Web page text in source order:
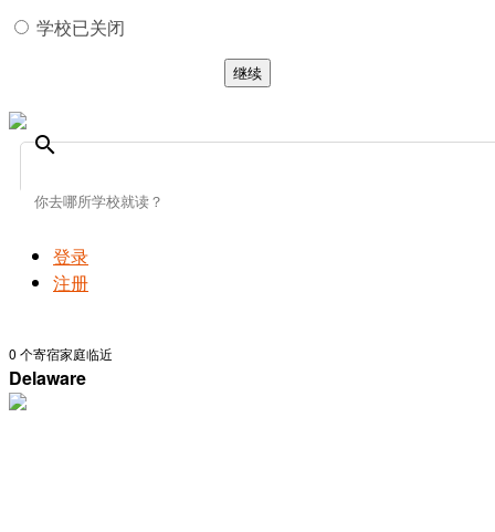
学校已关闭
继续
search
登录
注册
0 个寄宿家庭临近
Delaware